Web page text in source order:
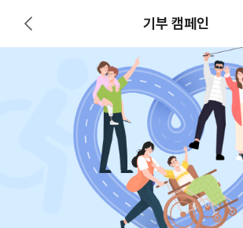
뒤로 가기 기부 캠페인